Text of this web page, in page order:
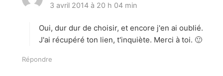
i
:
3 avril 2014 à 20 h 04 min
Oui, dur dur de choisir, et encore j'en ai oublié.
J'ai récupéré ton lien, t'inquiète. Merci à toi. 🙂
Répondre